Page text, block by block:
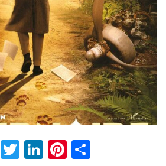
Facebook
Twitter
LinkedIn
Pinterest